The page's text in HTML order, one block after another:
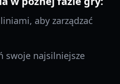
aby zarządzać
swoje najsilniejsze